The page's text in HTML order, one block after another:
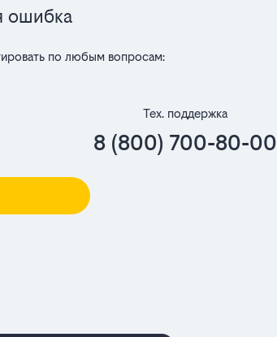
ошибка
по любым вопросам:
Тех. поддержка
8 (800) 700-80-00